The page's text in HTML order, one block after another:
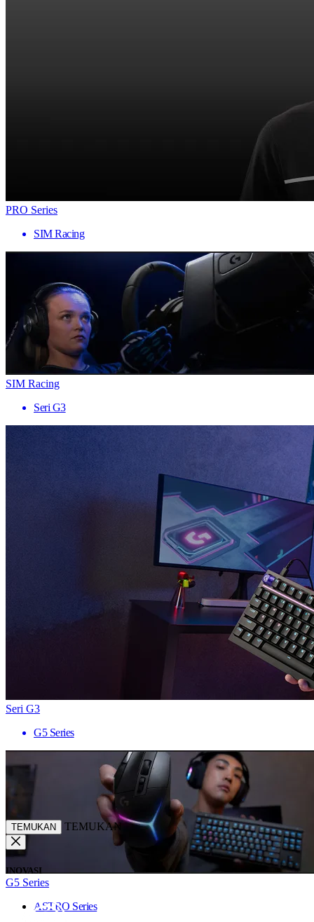
PRO Series
SIM Racing
SIM Racing
Seri G3
Seri G3
G5 Series
G5 Series
ASTRO Series
TEMUKAN TEMUKAN
INOVASI